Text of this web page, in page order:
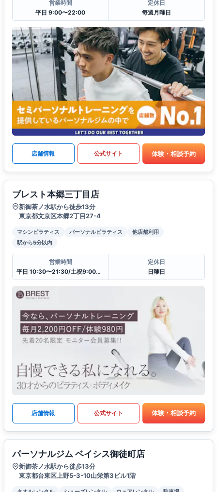
営業時間
平日 9:00〜22:00
定休日
毎週月曜日
店舗情報 公式サイト 体験・相談予約
ブレスト本郷三丁目店
新御茶ノ水駅から徒歩13分
東京都文京区本郷2丁目27-4
マシンピラティス パーソナルピラティス
他店舗利用
駅から5分以内
営業時間
平日 10:30〜21:30/土祝9:00〜20:00
定休日
日曜日
店舗情報 公式サイト 体験・相談予約
パーソナルジム ベイシス御徒町店
新御茶ノ水駅から徒歩13分
東京都台東区上野5-3-10山栄第3ビル1階